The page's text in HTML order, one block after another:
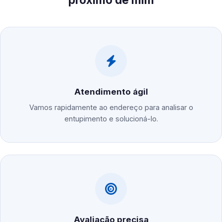
Atendimento ágil
Vamos rapidamente ao endereço para analisar o
entupimento e solucioná-lo.
Avaliação precisa